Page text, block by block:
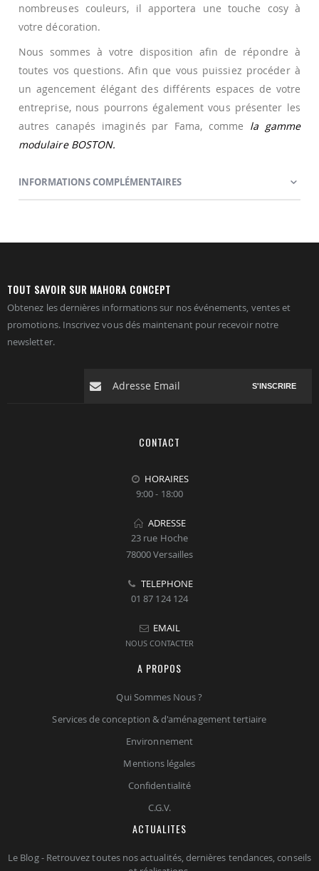
nombreuses couleurs, il apportera une touche cosy à
votre décoration.
Nous sommes à votre disposition afin de répondre à
toutes vos questions. Afin que vous puissiez procéder à
un agencement élégant des différents espaces de votre
entreprise, nous pourrons également vous présenter les
autres canapés imaginés par Fama, comme la gamme
modulaire BOSTON.
INFORMATIONS COMPLÉMENTAIRES
TOUT SAVOIR SUR MAHORA CONCEPT
Obtenez les dernières informations sur nos événements, ventes et
promotions. Inscrivez vous dés maintenant pour recevoir notre
newsletter.
S'INSCRIRE
CONTACT
HORAIRES
9:00 - 18:00
ADRESSE
23 rue Hoche
78000 Versailles
TELEPHONE
01 87 124 124
EMAIL
NOUS CONTACTER
A PROPOS
Qui Sommes Nous ?
Services de conception & d'aménagement tertiaire
Environnement
Mentions légales
Confidentialité
C.G.V.
ACTUALITES
Le Blog - Retrouvez toutes nos actualités, dernières tendances, conseils